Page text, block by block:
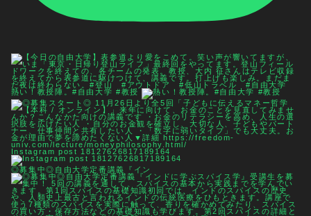
熱い！教授陣。#自由大学 #教授
Instagram post 18127626817189164
◎募集中◎自由大学定番講義『イン